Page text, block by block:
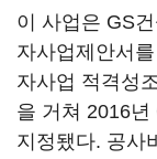
이 사업은 GS
자사업제안서
자사업 적격성
을 거쳐 2016
지정됐다. 공사